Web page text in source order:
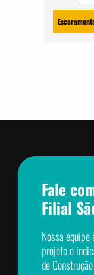
Fale
Filial
Nossa
projeto e
de